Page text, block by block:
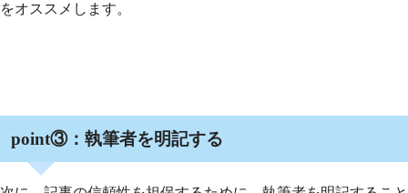
をオススメします。
point③：執筆者を明記する